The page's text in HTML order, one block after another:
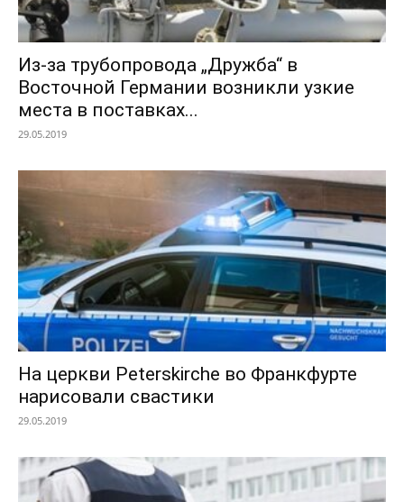
Из-за трубопровода „Дружба“ в
Восточной Германии возникли узкие
места в поставках...
29.05.2019
На церкви Peterskirche во Франкфурте
нарисовали свастики
29.05.2019